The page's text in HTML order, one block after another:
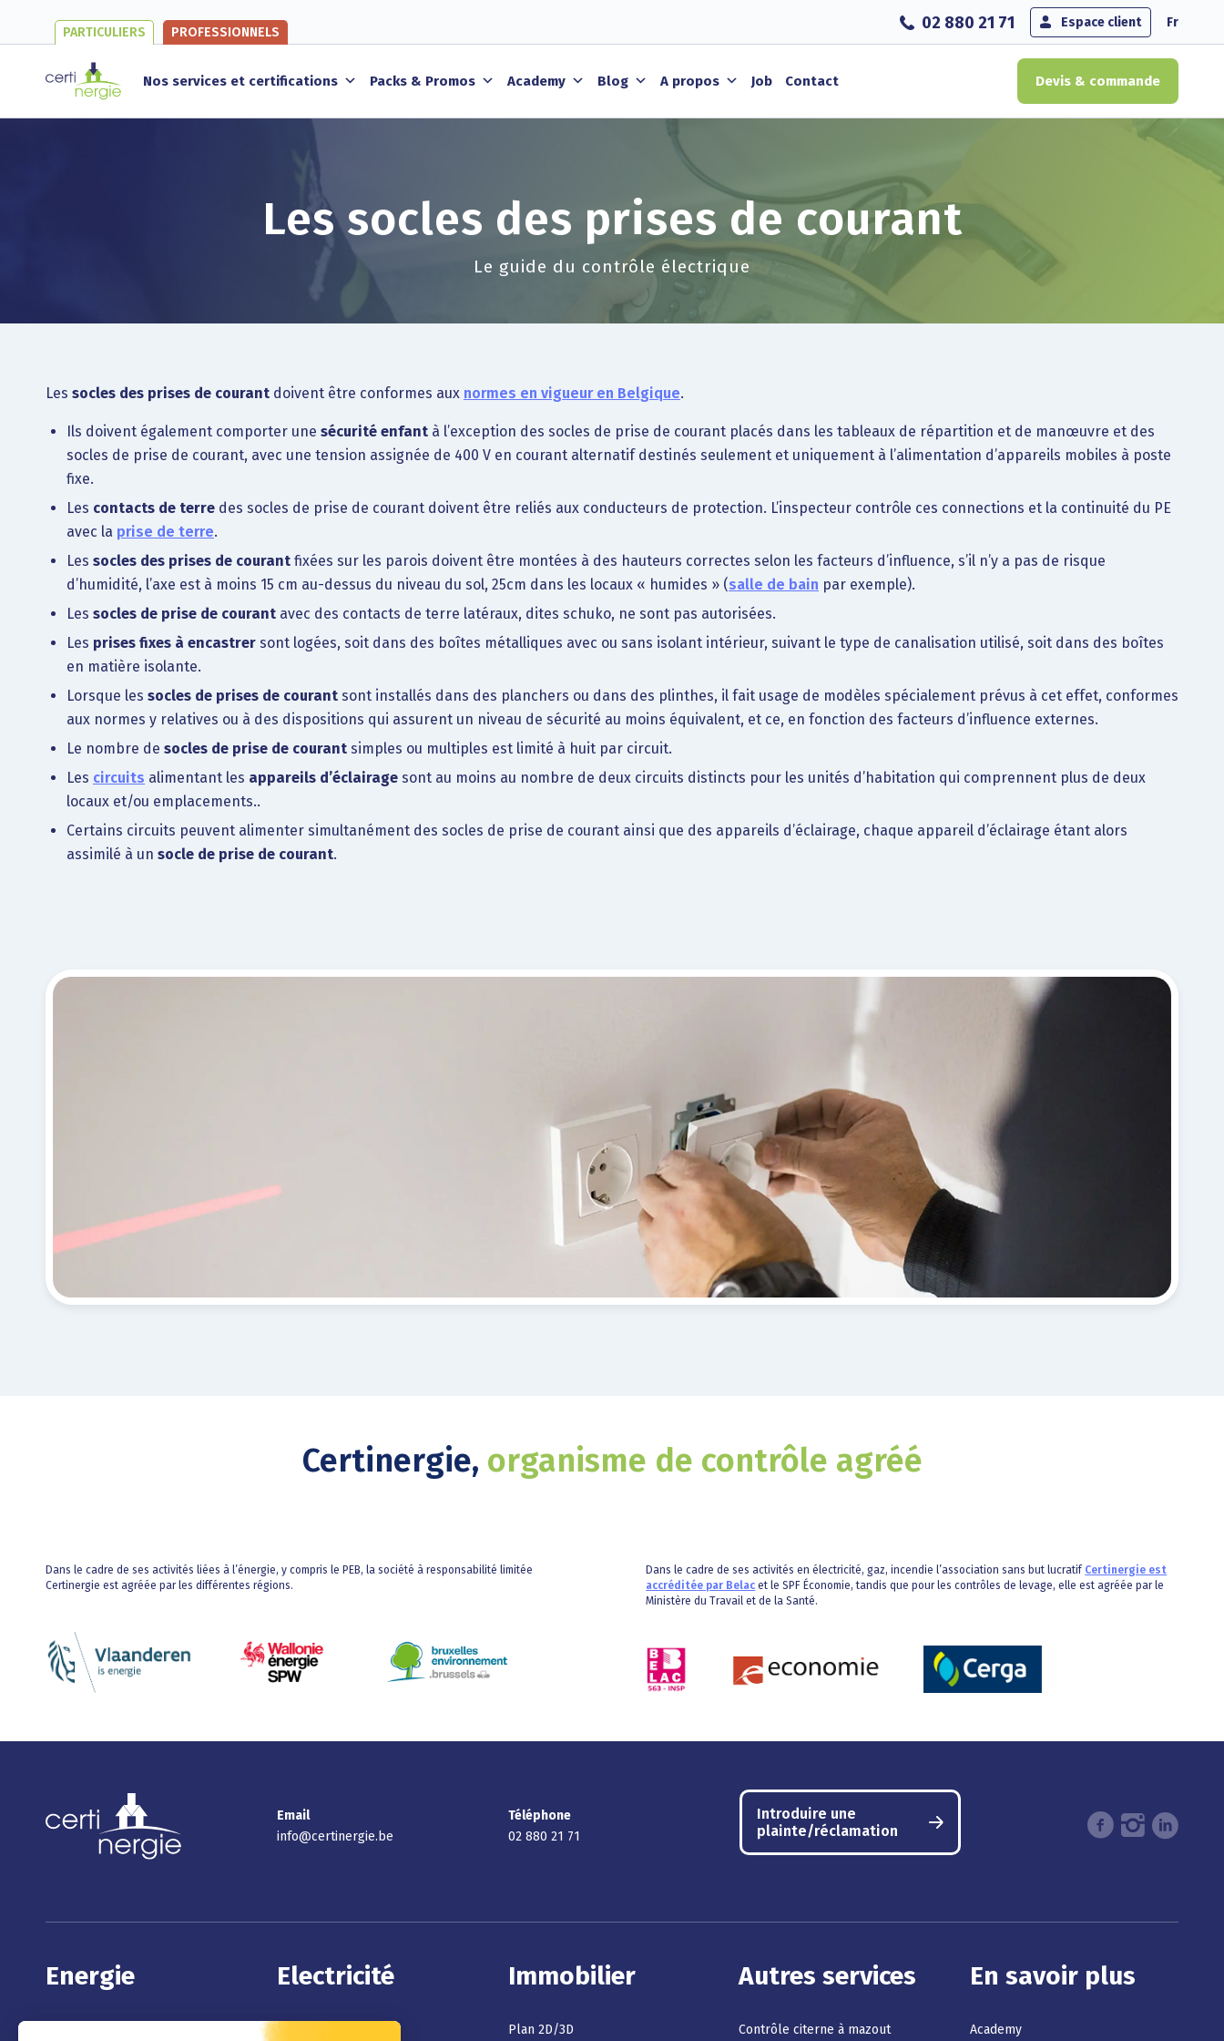
02 880 21 71 Espace client Fr
PARTICULIERS PROFESSIONNELS
Nos services et certifications Packs & Promos Academy Blog A propos Job Contact Devis & commande
Les socles des prises de courant
Le guide du contrôle électrique
Les socles des prises de courant doivent être conformes aux normes en vigueur en Belgique.
Ils doivent également comporter une sécurité enfant à l’exception des socles de prise de courant placés dans les tableaux de répartition et de manœuvre et des
socles de prise de courant, avec une tension assignée de 400 V en courant alternatif destinés seulement et uniquement à l’alimentation d’appareils mobiles à poste
fixe.
Les contacts de terre des socles de prise de courant doivent être reliés aux conducteurs de protection. L’inspecteur contrôle ces connections et la continuité du PE
avec la prise de terre.
Les socles des prises de courant fixées sur les parois doivent être montées à des hauteurs correctes selon les facteurs d’influence, s’il n’y a pas de risque
d’humidité, l’axe est à moins 15 cm au-dessus du niveau du sol, 25cm dans les locaux « humides » (salle de bain par exemple).
Les socles de prise de courant avec des contacts de terre latéraux, dites schuko, ne sont pas autorisées.
Les prises fixes à encastrer sont logées, soit dans des boîtes métalliques avec ou sans isolant intérieur, suivant le type de canalisation utilisé, soit dans des boîtes
en matière isolante.
Lorsque les socles de prises de courant sont installés dans des planchers ou dans des plinthes, il fait usage de modèles spécialement prévus à cet effet, conformes
aux normes y relatives ou à des dispositions qui assurent un niveau de sécurité au moins équivalent, et ce, en fonction des facteurs d’influence externes.
Le nombre de socles de prise de courant simples ou multiples est limité à huit par circuit.
Les circuits alimentant les appareils d’éclairage sont au moins au nombre de deux circuits distincts pour les unités d’habitation qui comprennent plus de deux
locaux et/ou emplacements..
Certains circuits peuvent alimenter simultanément des socles de prise de courant ainsi que des appareils d’éclairage, chaque appareil d’éclairage étant alors
assimilé à un socle de prise de courant.
Certinergie, organisme de contrôle agréé
Dans le cadre de ses activités liées à l’énergie, y compris le PEB, la société à responsabilité limitée
Certinergie est agréée par les différentes régions.
Dans le cadre de ses activités en électricité, gaz, incendie l’association sans but lucratif Certinergie est
accréditée par Belac et le SPF Économie, tandis que pour les contrôles de levage, elle est agréée par le
Ministère du Travail et de la Santé.
Email
info@certinergie.be
Téléphone
02 880 21 71
Introduire une
plainte/réclamation
Energie Electricité
Contrôle électrique
Immobilier
Plan 2D/3D
Autres services
Contrôle citerne à mazout
En savoir plus
Academy